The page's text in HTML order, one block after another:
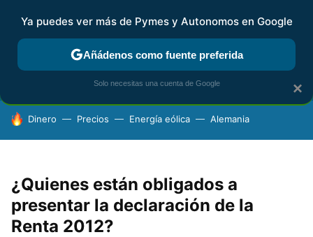
FISCALIDAD Y CONTABILIDAD KIT DIGITAL RENTA
HOY SE HABLA DE
Dinero Precios Energía eólica Alemania
¿Quienes están obligados a
presentar la declaración de la
Renta 2012?
×
Ya puedes ver más de Pymes y Autonomos en Google
Añádenos como fuente preferida
Solo necesitas una cuenta de Google